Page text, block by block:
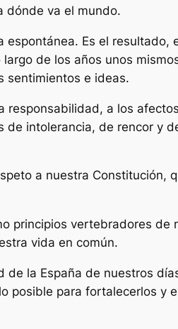
dónde va el mundo.
Es el resultado,
de los años unos
sentimientos e ideas.
responsabilidad, a los
de intolerancia, de rencor y
a nuestra Constitución,
principios vertebradores de
vida en común.
de la España de nuestros
posible para fortalecerlos y